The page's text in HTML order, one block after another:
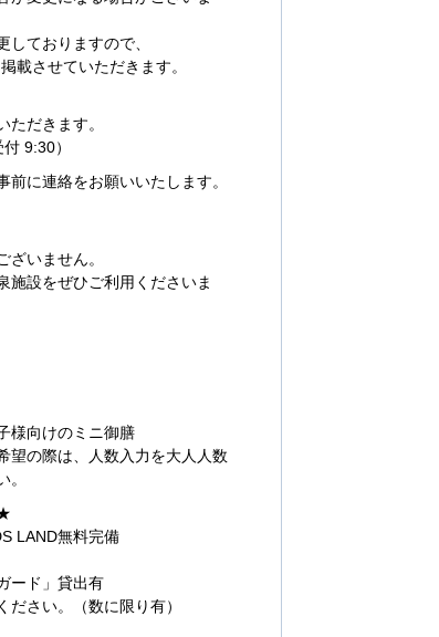
ておりますので、
載させていただきます。
ただきます。
9:30）
に連絡をお願いいたします。
ざいません。
施設をぜひご利用くださいま
様向けのミニ御膳
望の際は、人数入力を大人人数
LAND無料完備
ード」貸出有
ださい。（数に限り有）